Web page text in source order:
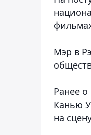
Мэр в
Ранее
Канью
на